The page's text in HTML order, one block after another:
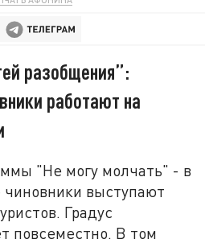
разобщения”:
работают на
"Не могу молчать" - в
выступают
Градус
повсеместно. В том